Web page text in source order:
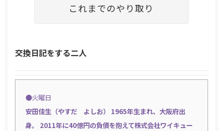
これまでのやり取り
交換日記をする二人
●火曜日
安田佳生（やすだ よしお）
1965年生まれ、大阪府出
身。 2011年に40億円の負債を抱えて株式会社ワイキュー